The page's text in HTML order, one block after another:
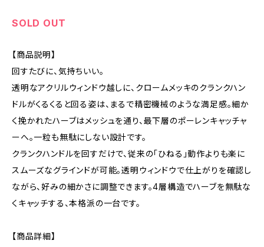
SOLD OUT
【商品説明】
回すたびに、気持ちいい。
透明なアクリルウィンドウ越しに、クロームメッキのクランクハン
ドルがくるくると回る姿は、まるで精密機械のような満足感。細か
く挽かれたハーブはメッシュを通り、最下層のポーレンキャッチャ
ーへ。一粒も無駄にしない設計です。
クランクハンドルを回すだけで、従来の「ひねる」動作よりも楽に
スムーズなグラインドが可能。透明ウィンドウで仕上がりを確認し
ながら、好みの細かさに調整できます。4層構造でハーブを無駄な
くキャッチする、本格派の一台です。
【商品詳細】